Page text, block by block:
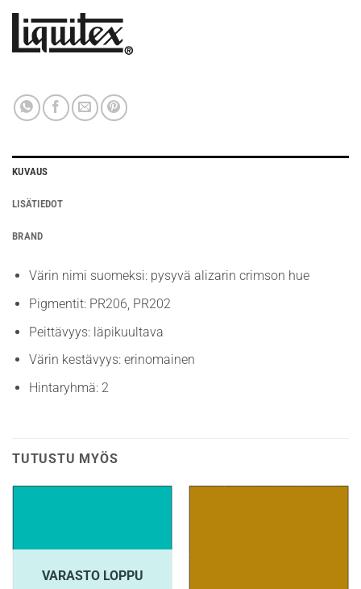
KUVAUS
LISÄTIEDOT
BRAND
Värin nimi suomeksi: pysyvä alizarin crimson hue
Pigmentit: PR206, PR202
Peittävyys: läpikuultava
Värin kestävyys: erinomainen
Hintaryhmä: 2
TUTUSTU MYÖS
VARASTO LOPPU